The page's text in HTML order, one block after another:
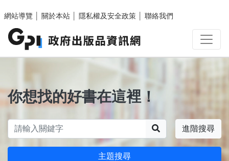
網站導覽
關於本站 隱私權及安全政策 聯絡我們
你想找的好書在這裡！
進階搜尋
主題搜尋